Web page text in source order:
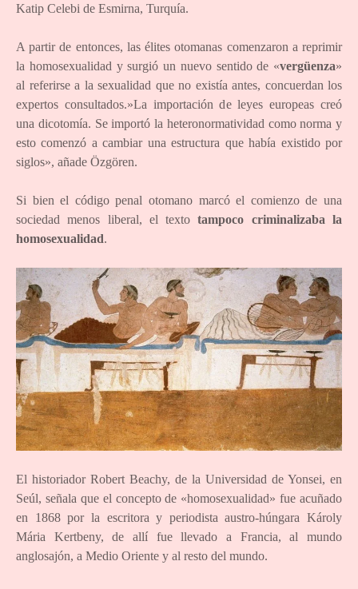
Katip Celebi de Esmirna, Turquía.
A partir de entonces, las élites otomanas comenzaron a reprimir
la homosexualidad y surgió un nuevo sentido de «vergüenza»
al referirse a la sexualidad que no existía antes, concuerdan los
expertos consultados.»La importación de leyes europeas creó
una dicotomía. Se importó la heteronormatividad como norma y
esto comenzó a cambiar una estructura que había existido por
siglos», añade Özgören.
Si bien el código penal otomano marcó el comienzo de una
sociedad menos liberal, el textotampoco criminalizaba la
homosexualidad.
El historiador Robert Beachy, de la Universidad de Yonsei, en
Seúl, señala que el concepto de «homosexualidad» fue acuñado
en 1868 por la escritora y periodista austro-húngara Károly
Mária Kertbeny, de allí fue llevado a Francia, al mundo
anglosajón, a Medio Oriente y al resto del mundo.